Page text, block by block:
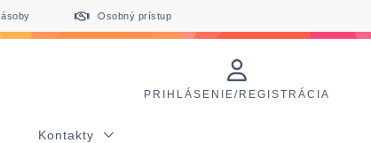
Osobný prístup
PRIHLÁSENIE/REGISTRÁCIA
Kontakty